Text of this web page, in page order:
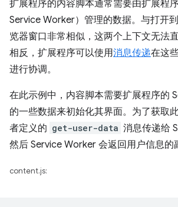
扩展程序的内容脚本通常需要由扩展程
Service Worker）管理的数据。与打开
览器窗口非常相似，这两个上下文无法
相反，扩展程序可以使用消息传递在这
进行协调。
在此示例中，内容脚本需要扩展程序的
的一些数据来初始化其界面。为了获取
者定义的 get-user-data 消息传递给
然后 Service Worker 会返回用户信息的
content.js: